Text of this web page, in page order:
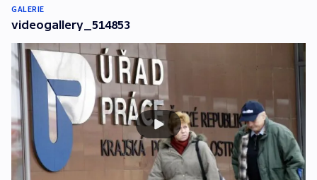
GALERIE
videogallery_514853